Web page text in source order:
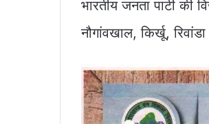
भारतीय जनता पार्टी की
नौगांवखाल, किर्खू,